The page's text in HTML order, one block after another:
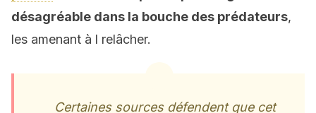
désagréable dans la bouche des prédateurs,
les amenant à l relâcher.
Certaines sources défendent que cet